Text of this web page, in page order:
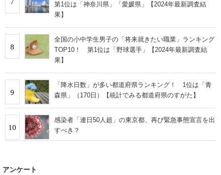
第1位は「神奈川県」「愛媛県」【2024年最新調査結
果】
8
全国の小中学生男子の「将来就きたい職業」ランキング
TOP10！ 第1位は「野球選手」【2024年最新調査結
果】
9
「降水日数」が多い都道府県ランキング！ 1位は「青
森県」（170日）【統計でみる都道府県のすがた】
10
感染者「連日50人超」の東京都、再び緊急事態宣言を出
すべき？
アンケート